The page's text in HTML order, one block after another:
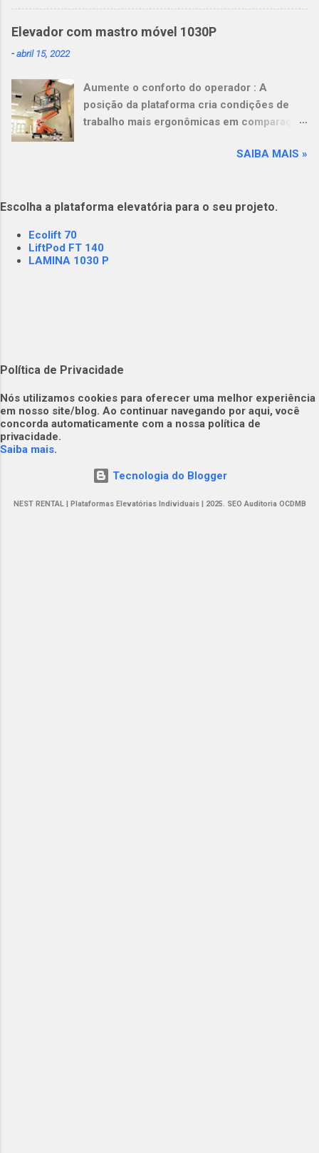
permanência na mesma posição por
períodos prolongados trabalhar em uma
Elevador com mastro móvel 1030P
-abril 15, 2022
Aumente o conforto do operador : A
posição da plataforma cria condições de
trabalho mais ergonômicas em comparação
ferramentas e materiais : A capacidade da
Opere em pisos delicados : Seu design leve,
solo, tornam esta máquina ideal para pisos
delicados e elevadores com requisitos de
SAIBA MAIS »
Escolha a plataforma elevatória para o seu projeto.
Ecolift 70
LiftPod FT 140
LAMINA 1030 P
Política de Privacidade
​​Nós utilizamos cookies para oferecer uma melhor experiência
em nosso site/blog. Ao continuar navegando por aqui, você
concorda automaticamente com a nossa política de
privacidade.​
Saiba mais.
Tecnologia do Blogger
NEST RENTAL | Plataformas Elevatórias Individuais | 2025. SEO Auditoria OCDMB